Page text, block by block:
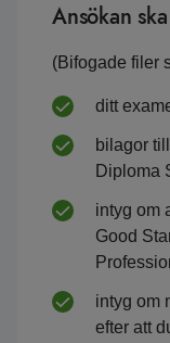
Ansökan
(Bifogade filer
ditt
bilagor
Diploma
intyg om
Good
intyg om
efter att